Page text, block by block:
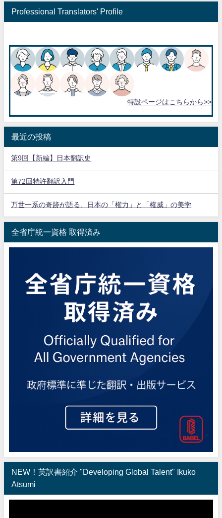
Professional Translators' Profile
特設ページはこちらから>>
最近の投稿
第9回【新編】日本翻訳史
第72回特許翻訳入門
万世一系の奇跡が語る、日本の「權力」と「權威」の美学
全省庁統一資格 取得済み
NEW！英訳書紹介 "Developing Global Talent" Ikuko
Atsumi